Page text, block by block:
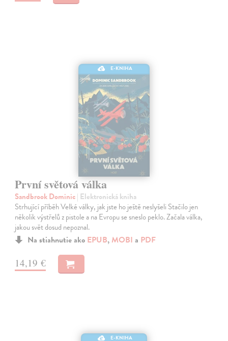
E-KNIHA
První světová válka
Sandbrook Dominic| Elektronická kniha
Strhující příběh Velké války, jak jste ho ještě neslyšeli Stačilo jen
několik výstřelů z pistole a na Evropu se sneslo peklo. Začala válka,
jakou svět dosud nepoznal.
Na stiahnutie ako EPUB, MOBI a PDF
14,19 €
E-KNIHA